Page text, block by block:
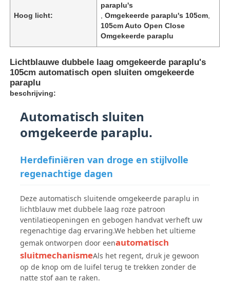
Thuis
Producten
Over ons
Hoog licht:
paraplu's
,Omgekeerde paraplu's 105cm
105cm Auto Open Close
Omgekeerde paraplu
Lichtblauwe dubbele laag omgekeerde paraplu's
105cm automatisch open sluiten omgekeerde
paraplu
beschrijving:
Automatisch sluiten
omgekeerde paraplu.
Herdefiniëren van droge en stijlvolle
regenachtige dagen
Deze automatisch sluitende omgekeerde paraplu in
lichtblauw met dubbele laag roze patroon
ventilatieopeningen en gebogen handvat verheft uw
regenachtige dag ervaring.We hebben het ultieme
gemak ontworpen door eenautomatisch
sluitmechanismeAls het regent, druk je gewoon
op de knop om de luifel terug te trekken zonder de
natte stof aan te raken.